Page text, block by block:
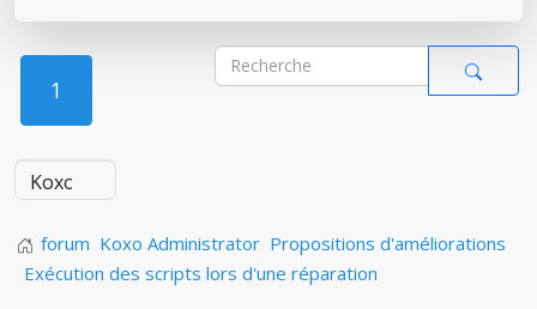
1
forum Koxo Administrator Propositions d'améliorations
Exécution des scripts lors d'une réparation